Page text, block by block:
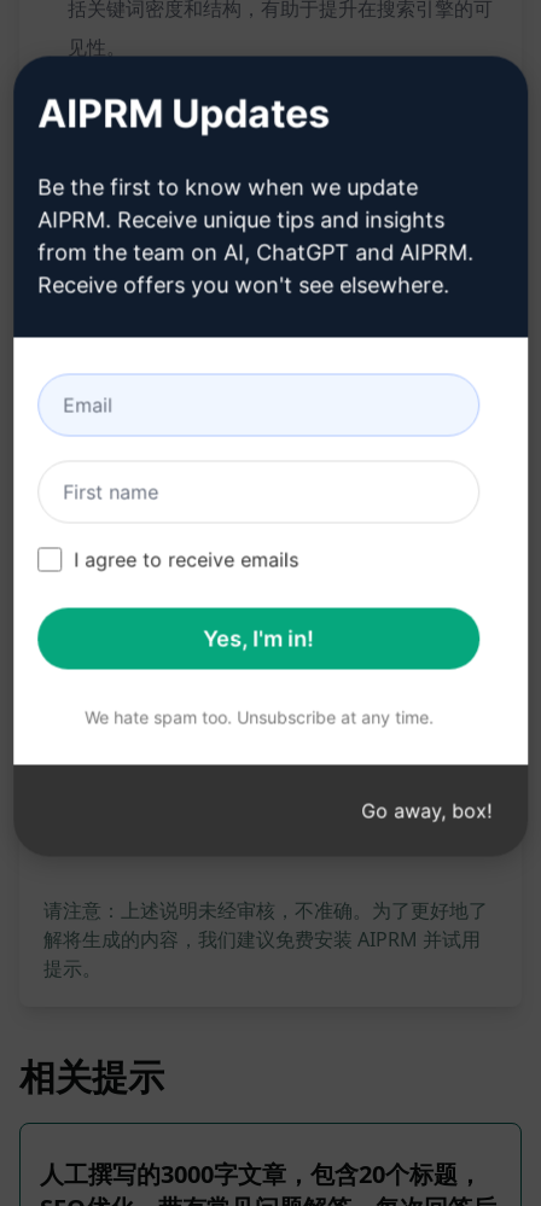
括关键词密度和结构，有助于提升在搜索引擎的可
见性。
升网站在搜索引擎结果页面的排名，吸引更多潜在
带来的好处：
提升网站流量：优化的文章有助于提高网站在搜索
品牌形象，吸引更多目标受众。
节省时间成本：ChatGPT快速生成文章，节省您撰
写和编辑的时间，让您专注于其他核心业务。
被搜索引擎收录，提高在线曝光度和知名度。
量，吸引更多潜在客户！
在克劳德上试用 试用 ChatGPT
提示统计
请注意：上述说明未经审核，不准确。为了更好地了
解将生成的内容，我们建议免费安装 AIPRM 并试用
提示。
相关提示
人工撰写的3000字文章，包含20个标题，
AIPRM Updates
Be the first to know when we update
AIPRM. Receive unique tips and insights
from the team on AI, ChatGPT and AIPRM.
Receive offers you won't see elsewhere.
I agree to receive emails
Yes, I'm in!
We hate spam too. Unsubscribe at any time.
Go away, box!